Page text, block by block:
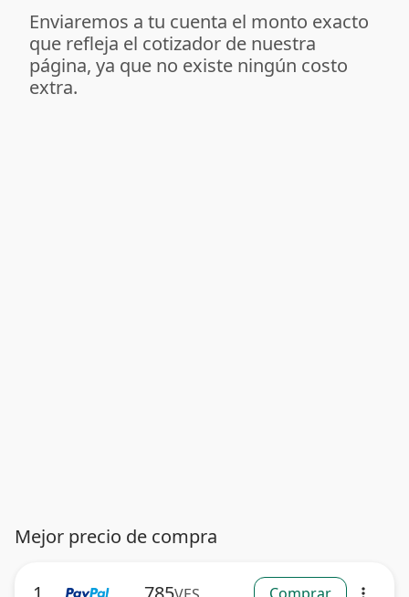
Enviaremos a tu cuenta el monto exacto
que refleja el cotizador de nuestra
página, ya que no existe ningún costo
extra.
Mejor precio de compra
more_vert